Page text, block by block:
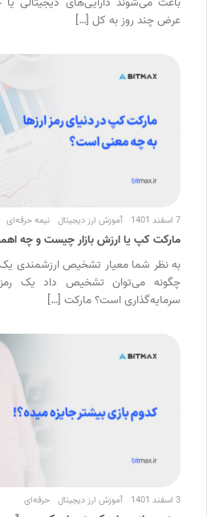
عرض چند روز به کل […]
7 اسفند 1401 آموزش ارز دیجیتال نیمه حرفه‌ای
مارکت کپ یا ارزش بازار چیست و چه
به نظر شما معیار تشخیص ارزشمندی یک
چگونه می‌توان تشخیص داد یک رمز
سرمایه‌گذاری است؟ مارکت […]
3 اسفند 1401 آموزش ارز دیجیتال حرفه‌ای